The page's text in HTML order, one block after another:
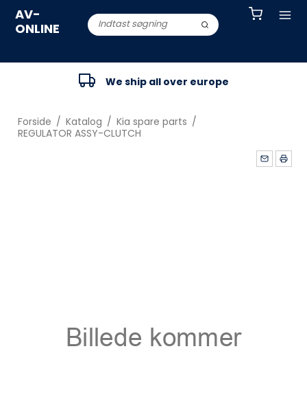
AV-
ONLINE
We ship all over europe
Forside / Katalog / Kia spare parts /
REGULATOR ASSY-CLUTCH